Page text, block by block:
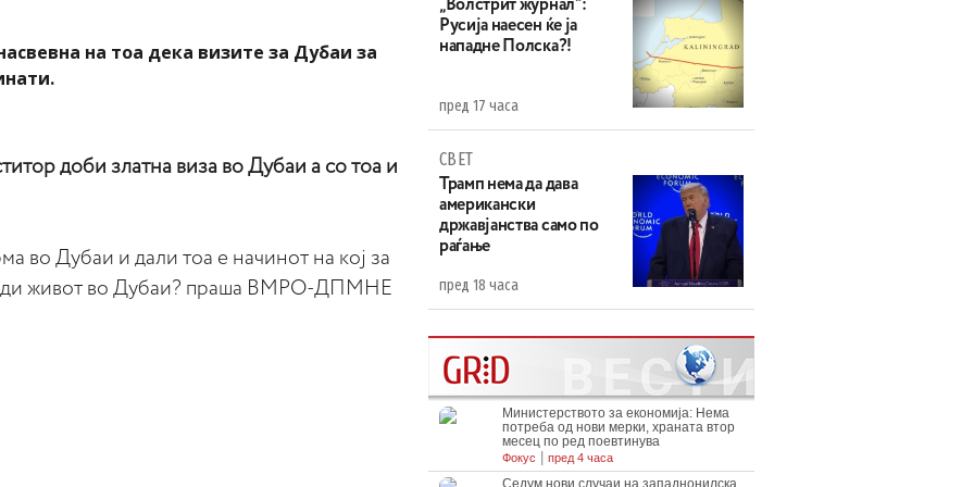
на тоа дека визите за Дубаи за
доби златна виза во Дубаи а со тоа и
во Дубаи и дали тоа е начинот на кој за
живот во Дубаи? праша ВМРО-ДПМНЕ
„Волстрит журнал“:
Русија наесен ќе ја
нападне Полска?!
пред 17 часа
СВЕТ
Трамп нема да дава
американски
државјанства само по
раѓање
пред 18 часа